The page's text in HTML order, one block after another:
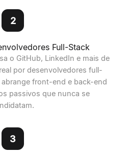
2
Full-Stack
o GitHub, LinkedIn e mais de
por desenvolvedores full-
front-end e back-end
passivos que nunca se
3